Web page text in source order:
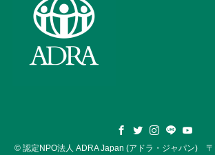
© 認定NPO法人 ADRA Japan (アドラ・ジャパン)